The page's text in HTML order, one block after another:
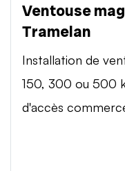
Ventouse
Tramelan
Installation de
150, 300 ou 500
d'accès